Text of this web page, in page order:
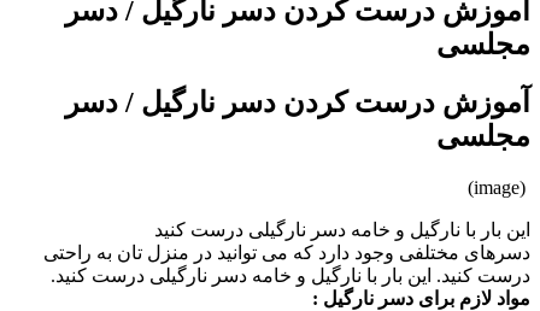
آموزش درست کردن دسر نارگیل / دسر
مجلسی
آموزش درست کردن دسر نارگیل / دسر
مجلسی
(image)
این بار با نارگیل و خامه دسر نارگیلی درست کنید
دسرهای مختلفی وجود دارد که می توانید در منزل تان به راحتی
درست کنید. این بار با نارگیل و خامه دسر نارگیلی درست کنید.
مواد لازم برای دسر نارگیل :